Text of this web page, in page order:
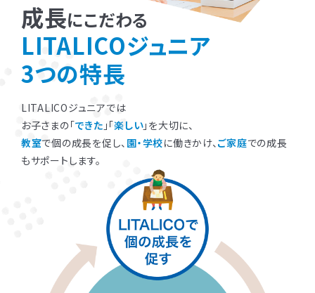
成長にこだわる
LITALICOジュニア
3つの特長
LITALICOジュニアでは
お子さまの「できた 」「楽しい」を大切に、
教室で個の成長を促し、 園・学校に働きかけ、ご家庭での成長
もサポートします。